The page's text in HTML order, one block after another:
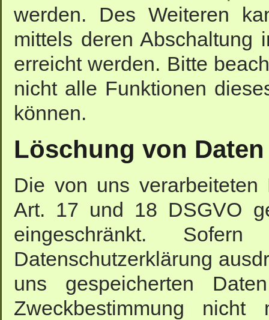
werden. Des Weiteren
mittels deren Abschaltung
erreicht werden. Bitte
nicht alle Funktionen
können.
Löschung von Daten
Die von uns
Art. 17 und 18 DSGVO
eingeschränkt.
Datenschutzerklärung
uns gespeicherten
Zweckbestimmung